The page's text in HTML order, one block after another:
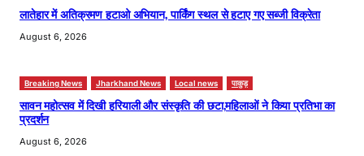
लातेहार में अतिक्रमण हटाओ अभियान, पार्किंग स्थल से हटाए गए सब्जी विक्रेता
August 6, 2026
Breaking News Jharkhand News Local news पाकुड़
सावन महोत्सव में दिखी हरियाली और संस्कृति की छटा,महिलाओं ने किया प्रतिभा का
प्रदर्शन
August 6, 2026